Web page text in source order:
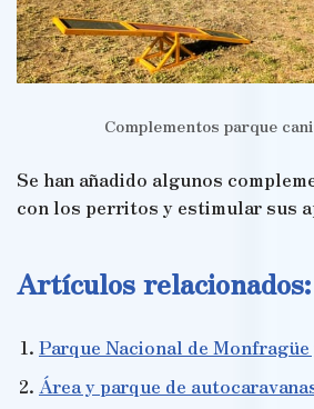
Complementos parque
Se han añadido algunos
con los perritos y estimular sus
Artículos relacionados:
Parque Nacional de
Área y parque de